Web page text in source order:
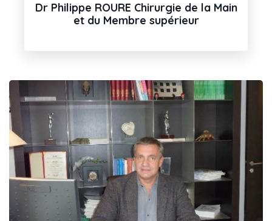
Dr Philippe ROURE Chirurgie de la Main
et du Membre supérieur